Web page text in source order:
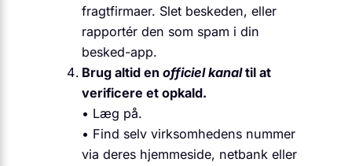
fragtfirmaer. Slet beskeden, eller
rapportér den som spam i din
besked-app.
Brug altid en officiel kanaltil at
verificere et opkald.
• Læg på.
• Find selv virksomhedens nummer
via deres hjemmeside, netbank eller